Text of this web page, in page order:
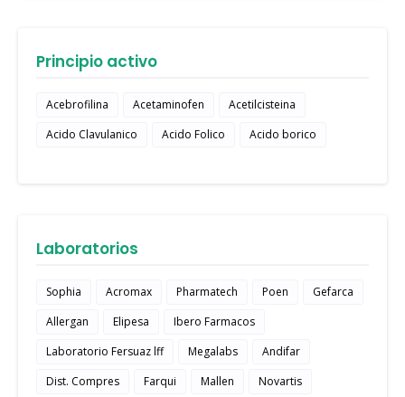
Principio activo
Acebrofilina Acetaminofen
Acetilcisteina
Acido Clavulanico
Acido Folico Acido borico
Laboratorios
Sophia Acromax Pharmatech Poen
Gefarca
Allergan
Elipesa
Ibero Farmacos
Laboratorio Fersuaz lff
Megalabs
Andifar
Dist. Compres
Farqui Mallen
Novartis